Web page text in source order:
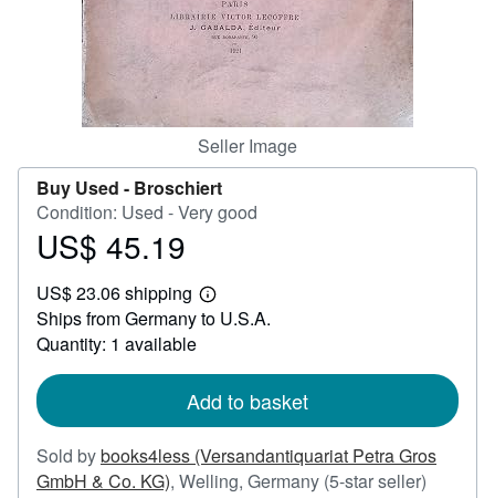
Seller Image
Buy Used - Broschiert
Condition: Used - Very good
Price
45.19
US$ 45.19
US$ 23.06 shipping
Learn
more
Ships from Germany to U.S.A.
Quantity: 1 available
Add to basket
Sold bybooks4less (Versandantiquariat Petra Gros
GmbH & Co. KG), Welling, Germany (5-star seller)